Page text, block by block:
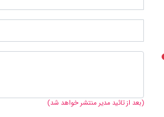
(بعد از تائید مدیر منتشر خواهد شد)